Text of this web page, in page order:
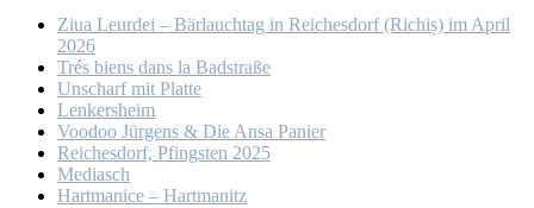
Ziua Leur­dei – Bär­lauch­tag in Rei­ches­dorf (Ri­chiș) im April
2026
Trés biens dans la Bad­stra­ße
Un­scharf mit Plat­te
Len­kers­heim
Voo­doo Jür­gens & Die An­sa Pa­nier
Rei­ches­dorf, Pfings­ten 2025
Me­dia­sch
Hart­ma­nice – Hart­ma­nitz